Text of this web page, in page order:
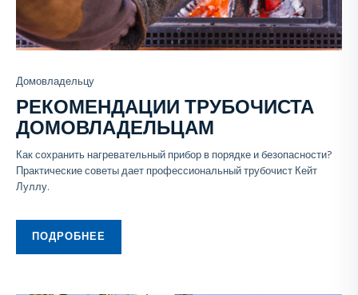
Домовладельцу
РЕКОМЕНДАЦИИ ТРУБОЧИСТА
ДОМОВЛАДЕЛЬЦАМ
Как сохранить нагревательный прибор в порядке и безопасности?
Практические советы дает профессиональный трубочист Кейт
Луллу.
ПОДРОБНЕЕ